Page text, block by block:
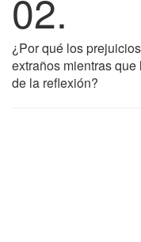
02.
¿Por qué los
extraños mientras
de la reflexión?